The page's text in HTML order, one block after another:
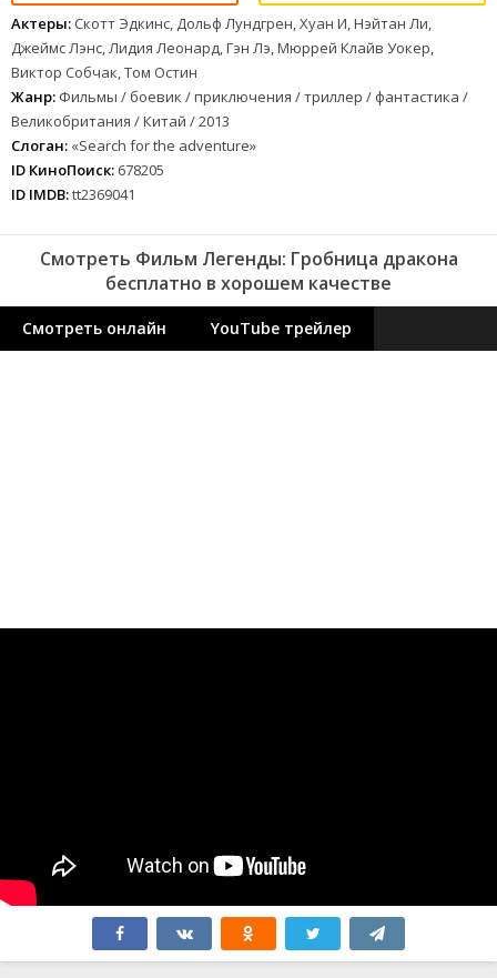
Актеры: Скотт Эдкинс, Дольф Лундгрен, Хуан И, Нэйтан Ли,
Джеймс Лэнс, Лидия Леонард, Гэн Лэ, Мюррей Клайв Уокер,
Виктор Собчак, Том Остин
Жанр: Фильмы / боевик / приключения / триллер / фантастика /
Великобритания / Китай / 2013
Слоган: «Search for the adventure»
ID КиноПоиск: 678205
ID IMDB:tt2369041
Смотреть Фильм Легенды: Гробница дракона
бесплатно в хорошем качестве
Смотреть онлайн YouTube трейлер